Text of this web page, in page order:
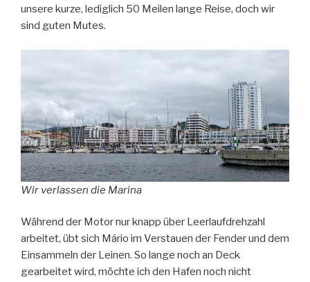
unsere kurze, lediglich 50 Meilen lange Reise, doch wir
sind guten Mutes.
Wir verlassen die Marina
Während der Motor nur knapp über Leerlaufdrehzahl
arbeitet, übt sich Mário im Verstauen der Fender und dem
Einsammeln der Leinen. So lange noch an Deck
gearbeitet wird, möchte ich den Hafen noch nicht